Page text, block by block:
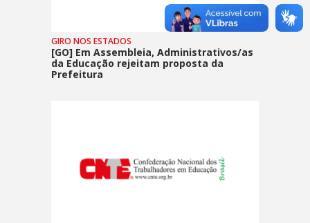
GIRO NOS ESTADOS
[GO] Em Assembleia, Administrativos/as
da Educação rejeitam proposta da
Prefeitura